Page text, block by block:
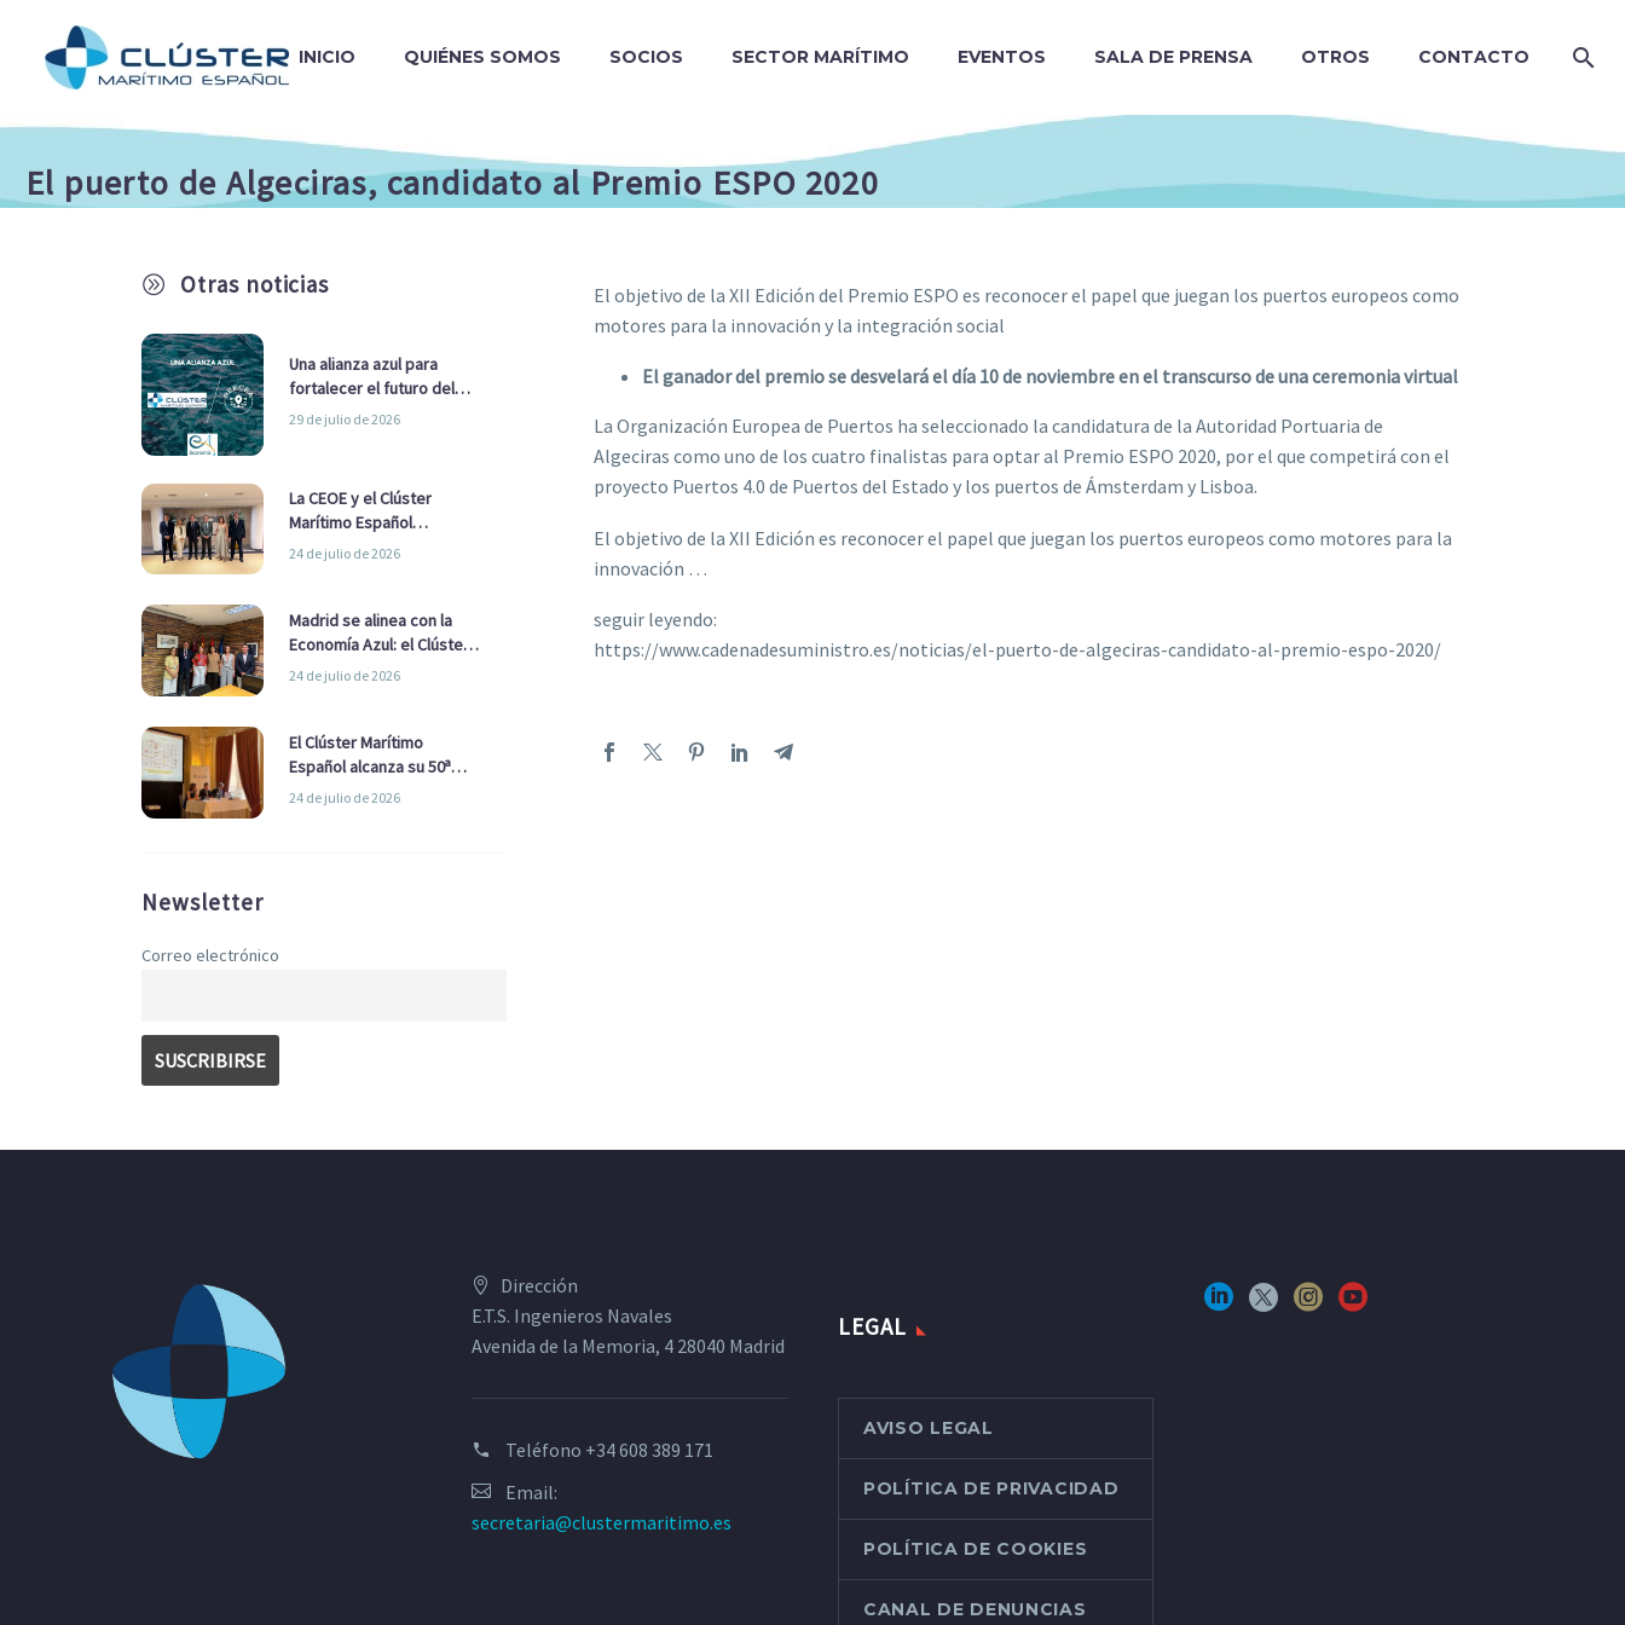
INICIO QUIÉNES SOMOS SOCIOS SECTOR MARÍTIMO EVENTOS SALA DE PRENSA OTROS CONTACTO
El puerto de Algeciras, candidato al Premio ESPO 2020
A Otras noticias
Una alianza azul para
fortalecer el futuro del
sector marítimo
29 de julio de 2026
La CEOE y el Clúster
Marítimo Español
refuerzan su alianza para
24 de julio de 2026
Madrid se alinea con la
Economía Azul: el Clúster
Marítimo Español y la Real
Ayuntamiento
24 de julio de 2026
El Clúster Marítimo
Español alcanza su 50ª
Asamblea reafirmando su
24 de julio de 2026
Newsletter
Correo electrónico
El objetivo de la XII Edición del Premio ESPO es reconocer el papel que juegan los puertos europeos como
motores para la innovación y la integración social
El ganador del premio se desvelará el día 10 de noviembre en el transcurso de una ceremonia virtual
La Organización Europea de Puertos ha seleccionado la candidatura de la Autoridad Portuaria de
Algeciras como uno de los cuatro finalistas para optar al Premio ESPO 2020, por el que competirá con el
proyecto Puertos 4.0 de Puertos del Estado y los puertos de Ámsterdam y Lisboa.
El objetivo de la XII Edición es reconocer el papel que juegan los puertos europeos como motores para la
innovación …
seguir leyendo:
https://www.cadenadesuministro.es/noticias/el-puerto-de-algeciras-candidato-al-premio-espo-2020/
Dirección
E.T.S. Ingenieros Navales
Avenida de la Memoria, 4 28040 Madrid
Teléfono +34 608 389 171
Email:
secretaria@clustermaritimo.es
LEGAL
AVISO LEGAL
POLÍTICA DE PRIVACIDAD
POLÍTICA DE COOKIES
CANAL DE DENUNCIAS